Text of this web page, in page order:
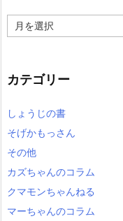
ー
ブ
カテゴリー
しょうじの書
そげかもっさん
その他
カズちゃんのコラム
クマモンちゃんねる
マーちゃんのコラム